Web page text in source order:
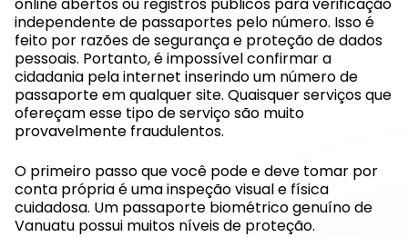
independente de passaportes pelo número. Isso é
feito por razões de segurança e proteção de dados
pessoais. Portanto, é impossível confirmar a
cidadania pela internet inserindo um número de
passaporte em qualquer site. Quaisquer serviços que
ofereçam esse tipo de serviço são muito
provavelmente fraudulentos.
O primeiro passo que você pode e deve tomar por
conta própria é uma inspeção visual e física
cuidadosa. Um passaporte biométrico genuíno de
Vanuatu possui muitos níveis de proteção.